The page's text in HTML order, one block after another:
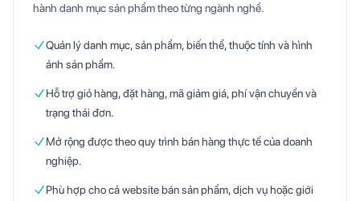
hành danh mục sản phẩm theo từng ngành nghề.
Quản lý danh mục, sản phẩm, biến thể, thuộc tính và hình
ảnh sản phẩm.
Hỗ trợ giỏ hàng, đặt hàng, mã giảm giá, phí vận chuyển và
trạng thái đơn.
Mở rộng được theo quy trình bán hàng thực tế của doanh
nghiệp.
Phù hợp cho cả website bán sản phẩm, dịch vụ hoặc giới